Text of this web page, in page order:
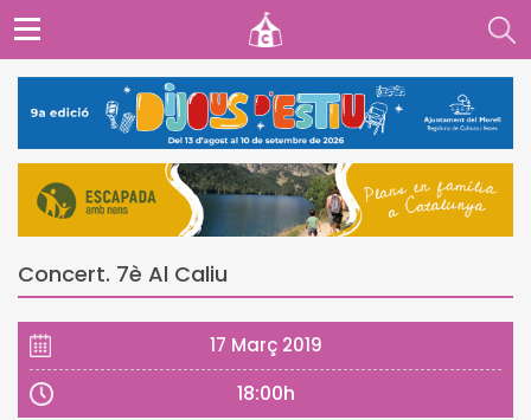
Concert. 7è Al Caliu
17 Març 2019
18:00h